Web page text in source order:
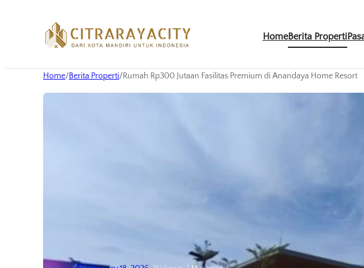
HomeBerita Properti
Home/Berita Properti/Rumah Rp300 Jutaan Fasilitas Premium di Anandaya Home Resort